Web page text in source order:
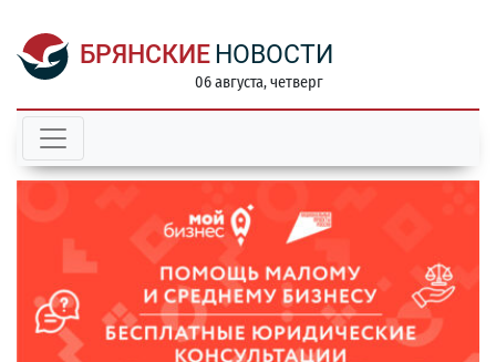
БРЯНСКИЕ НОВОСТИ
06 августа, четверг